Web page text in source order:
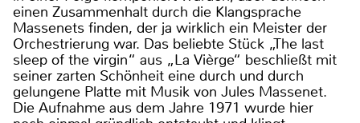
einen Zusammenhalt durch die Klangsprache
Massenets finden, der ja wirklich ein Meister der
Orchestrierung war. Das beliebte Stück „The last
sleep of the virgin“ aus „La Vièrge“ beschließt mit
seiner zarten Schönheit eine durch und durch
gelungene Platte mit Musik von Jules Massenet.
Die Aufnahme aus dem Jahre 1971 wurde hier